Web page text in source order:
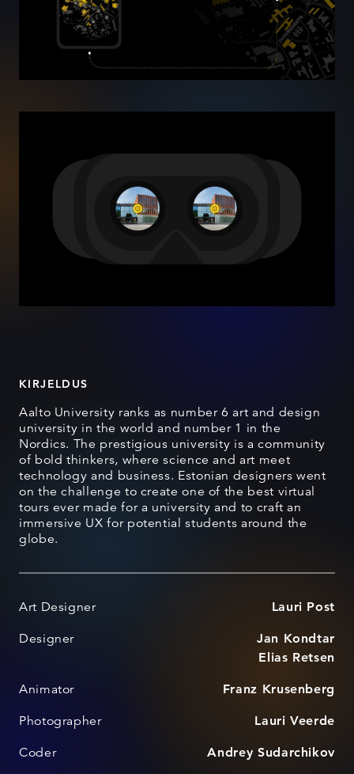
KIRJELDUS
Aalto University ranks as number 6 art and design
university in the world and number 1 in the
Nordics. The prestigious university is a community
of bold thinkers, where science and art meet
technology and business. Estonian designers went
on the challenge to create one of the best virtual
tours ever made for a university and to craft an
immersive UX for potential students around the
globe.
Art Designer Lauri Post
Designer
Jan Kondtar
Elias Retsen
Animator Franz Krusenberg
Photographer Lauri Veerde
Coder Andrey Sudarchikov